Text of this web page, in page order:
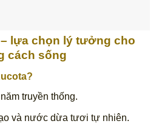
lựa chọn lý tưởng cho
cách sống
truyền thống.
và nước dừa tươi tự nhiên.